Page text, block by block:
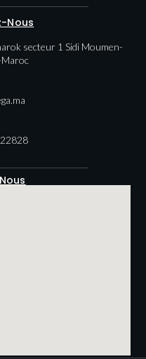
Nous
secteur 1 Sidi Moumen-
Maroc